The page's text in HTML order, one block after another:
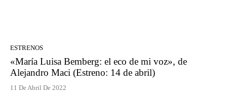
ESTRENOS
«María Luisa Bemberg: el eco de mi voz», de
Alejandro Maci (Estreno: 14 de abril)
11 De Abril De 2022